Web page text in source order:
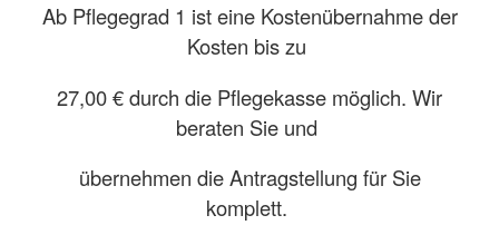
Ab Pflegegrad 1 ist eine Kostenübernahme der
Kosten bis zu
27,00 € durch die Pflegekasse möglich. Wir
beraten Sie und
übernehmen die Antragstellung für Sie
komplett.